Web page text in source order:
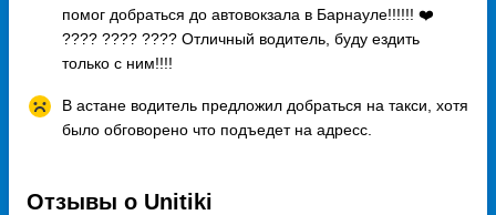
помог добраться до автовокзала в Барнауле!!!!!! ❤️
???? ???? ???? Отличный водитель, буду ездить
только с ним!!!!
В астане водитель предложил добраться на такси, хотя
было обговорено что подъедет на адресс.
Отзывы о Unitiki